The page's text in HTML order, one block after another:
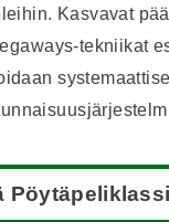
Kasvavat
tekniikat